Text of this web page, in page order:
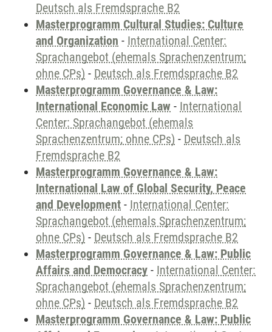
Deutsch als Fremdsprache B2
Masterprogramm Cultural Studies: Culture
and Organization - International Center:
Sprachangebot (ehemals Sprachenzentrum;
ohne CPs) - Deutsch als Fremdsprache B2
Masterprogramm Governance & Law:
International Economic Law - International
Center: Sprachangebot (ehemals
Sprachenzentrum; ohne CPs) - Deutsch als
Fremdsprache B2
Masterprogramm Governance & Law:
International Law of Global Security, Peace
and Development - International Center:
Sprachangebot (ehemals Sprachenzentrum;
ohne CPs) - Deutsch als Fremdsprache B2
Masterprogramm Governance & Law: Public
Affairs and Democracy - International Center:
Sprachangebot (ehemals Sprachenzentrum;
ohne CPs) - Deutsch als Fremdsprache B2
Masterprogramm Governance & Law: Public